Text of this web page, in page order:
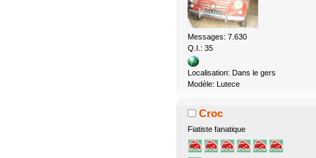
Messages: 7.630
Q.I.: 35
Localisation: Dans le gers
Modèle: Lutece
Croc
Fiatiste fanatique